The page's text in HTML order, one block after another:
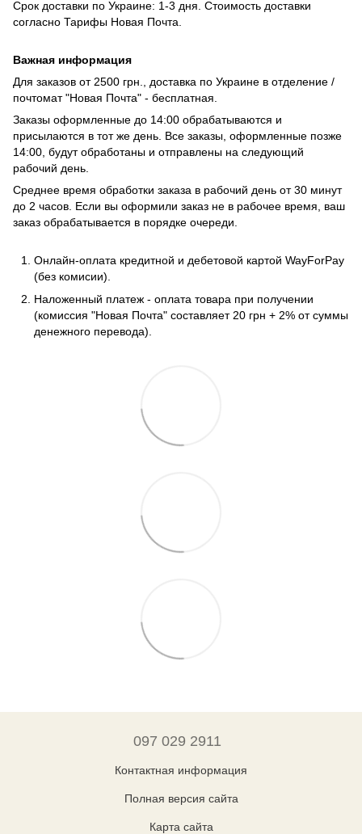
Срок доставки по Украине: 1-3 дня. Стоимость доставки
согласно Тарифы Новая Почта
Важная информация
Для заказов от 2500 грн., доставка по Украине в отделение /
почтомат "Новая Почта" - бесплатная.
Заказы оформленные до 14:00 обрабатываются и
присылаются в тот же день. Все заказы, оформленные позже
14:00, будут обработаны и отправлены на следующий
рабочий день.
Среднее время обработки заказа в рабочий день от 30 минут
до 2 часов. Если вы оформили заказ не в рабочее время, ваш
заказ обрабатывается в порядке очереди.
Онлайн-оплата кредитной и дебетовой картой WayForPay
(без комисии).
Наложенный платеж - оплата товара при получении
(комиссия "Новая Почта" составляет 20 грн + 2% от суммы
денежного перевода).
097 029 2911
Контактная информация
Полная версия сайта
Карта сайта